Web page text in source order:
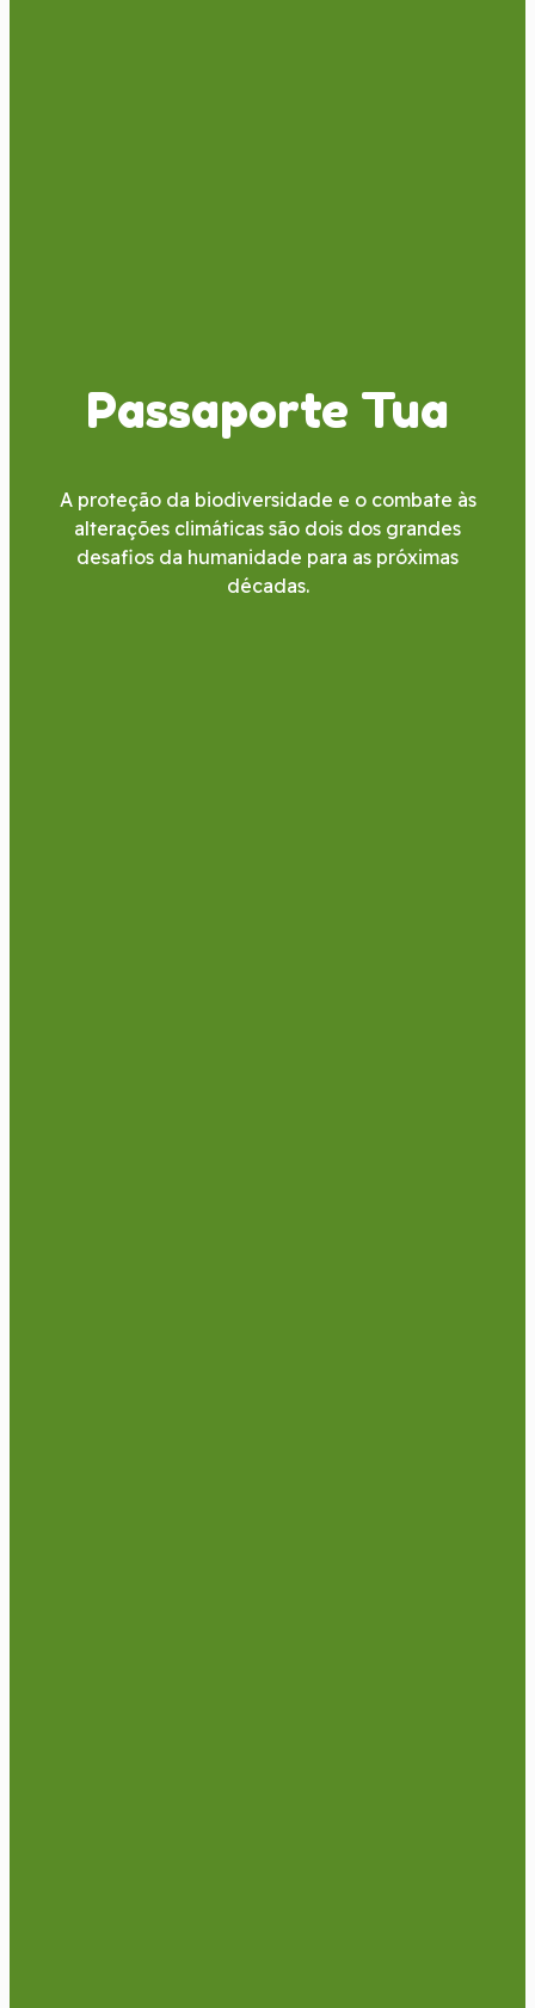
Passaporte Tua
A proteção da biodiversidade e o combate às
alterações climáticas são dois dos grandes
desafios da humanidade para as próximas
décadas.